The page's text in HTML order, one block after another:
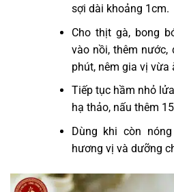
sợi dài khoảng 1cm.
Cho thịt gà, bong
vào nồi, thêm
phút, nêm gia vị vừa
Tiếp tục hầm nhỏ
hạ thảo, nấu thêm
Dùng khi còn
hương vị và dưỡng